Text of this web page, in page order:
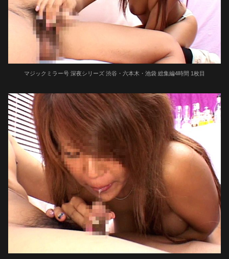
マジックミラー号 深夜シリーズ 渋谷・六本木・池袋 総集編4時間 1枚目